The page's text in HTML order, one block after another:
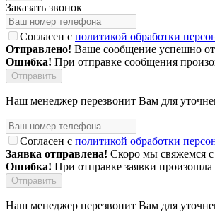
Заказать звонок
Согласен с политикой обработки
Отправлено! Ваше сообщение успешно
Ошибка! При отправке сообщения
Наш менеджер перезвонит Вам для
Согласен с политикой обработки
Заявка отправлена! Скоро мы свяжемся
Ошибка! При отправке заявки
Наш менеджер перезвонит Вам для